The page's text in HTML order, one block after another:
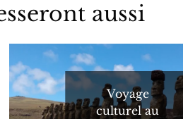
aussi
Voyage
culturel au